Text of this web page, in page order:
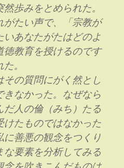
歩みをとめられた。
がたい声で、「宗教が
いあなたがたはどのよ
徳教育を授けるのです
。
の質問にがく然とし
きなかった。なぜなら
だ人の倫（みち）たる
けたものではなかった
に善悪の観念をつくり
な要素を分析してみる